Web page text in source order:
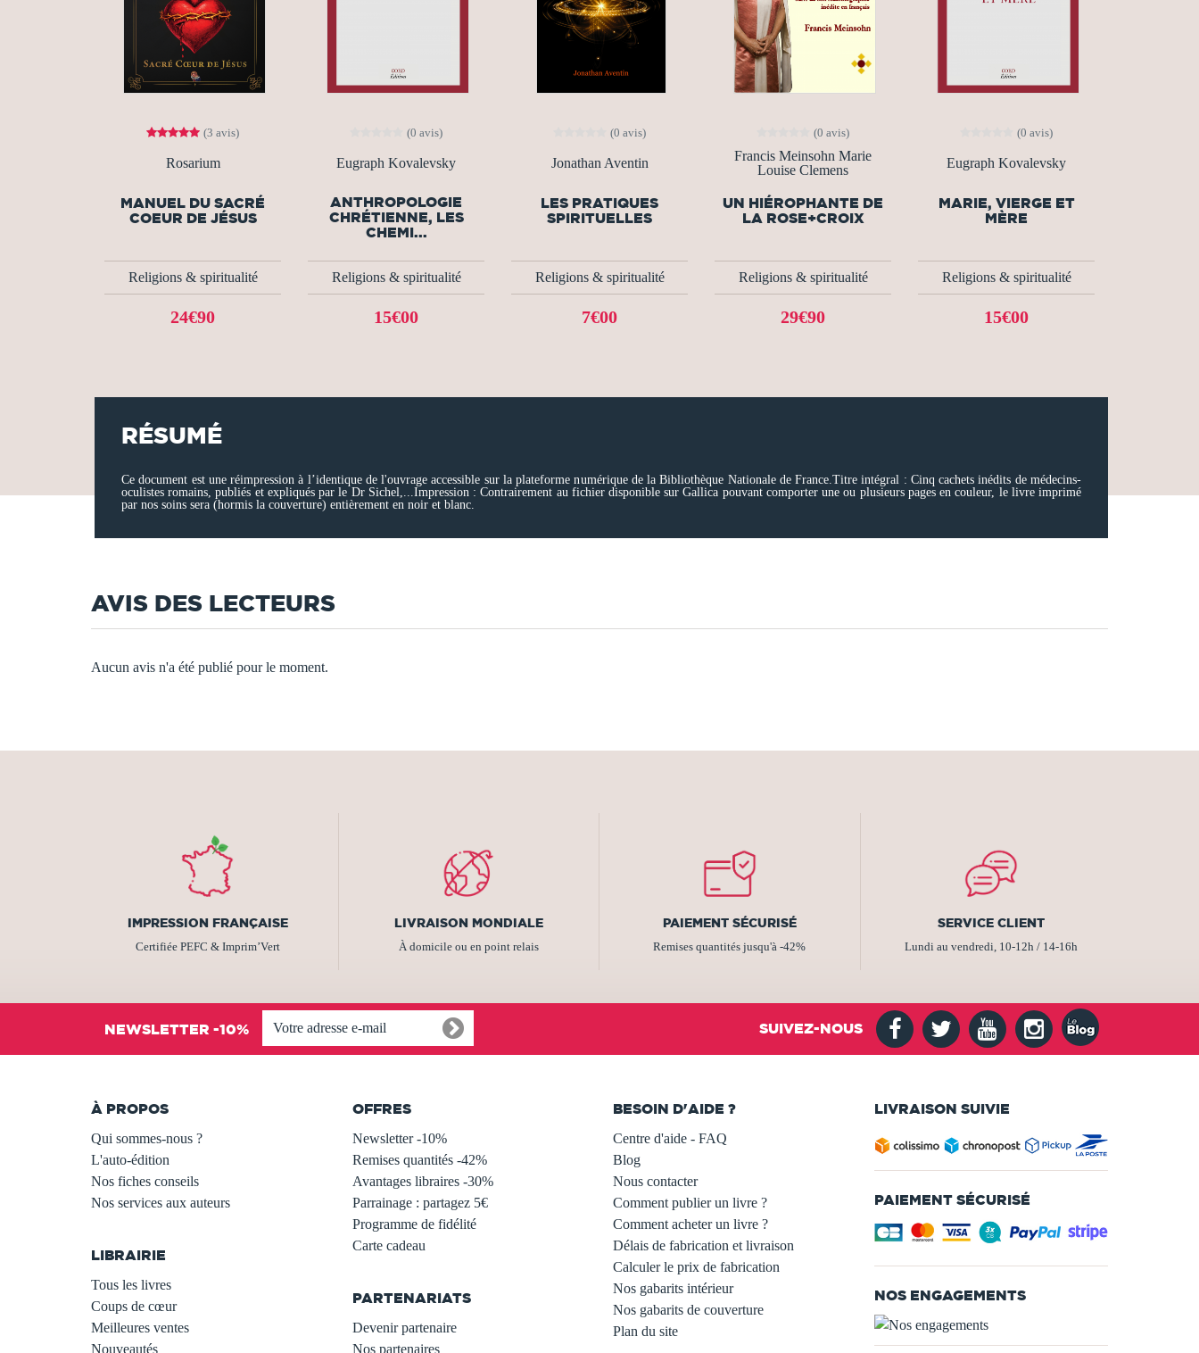
(3 avis)
Rosarium
MANUEL DU SACRÉ
COEUR DE JÉSUS
Religions & spiritualité
24€90
(0 avis)
Eugraph Kovalevsky
ANTHROPOLOGIE
CHRÉTIENNE, LES
CHEMI...
Religions & spiritualité
15€00
(0 avis)
Jonathan Aventin
LES PRATIQUES
SPIRITUELLES
Religions & spiritualité
7€00
(0 avis)
Francis Meinsohn Marie
Louise Clemens
UN HIÉROPHANTE DE
LA ROSE+CROIX
Religions & spiritualité
29€90
(0 avis)
Eugraph Kovalevsky
MARIE, VIERGE ET
MÈRE
Religions & spiritualité
15€00
RÉSUMÉ
Ce document est une réimpression à l’identique de l'ouvrage accessible sur la plateforme numérique de la Bibliothèque Nationale de France.Titre intégral : Cinq cachets inédits de médecins-
oculistes romains, publiés et expliqués par le Dr Sichel,...Impression : Contrairement au fichier disponible sur Gallica pouvant comporter une ou plusieurs pages en couleur, le livre imprimé
par nos soins sera (hormis la couverture) entièrement en noir et blanc.
AVIS DES LECTEURS
Aucun avis n'a été publié pour le moment.
IMPRESSION FRANÇAISE
Certifiée PEFC & Imprim’Vert
LIVRAISON MONDIALE
À domicile ou en point relais
PAIEMENT SÉCURISÉ
Remises quantités jusqu'à -42%
SERVICE CLIENT
Lundi au vendredi, 10-12h / 14-16h
NEWSLETTER -10% SUIVEZ-NOUS
À PROPOS
Qui sommes-nous ?
L'auto-édition
Nos fiches conseils
Nos services aux auteurs
LIBRAIRIE
Tous les livres
Coups de cœur
Meilleures ventes
Nouveautés
OFFRES
Newsletter -10%
Remises quantités -42%
Avantages libraires -30%
Parrainage : partagez 5€
Programme de fidélité
Carte cadeau
PARTENARIATS
Devenir partenaire
Nos partenaires
BESOIN D'AIDE ?
Centre d'aide - FAQ
Blog
Nous contacter
Comment publier un livre ?
Comment acheter un livre ?
Délais de fabrication et livraison
Calculer le prix de fabrication
Nos gabarits intérieur
Nos gabarits de couverture
Plan du site
LIVRAISON SUIVIE
PAIEMENT SÉCURISÉ
NOS ENGAGEMENTS